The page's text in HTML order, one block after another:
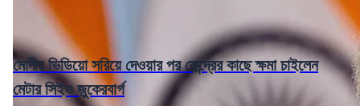
মোদীর ভিডিয়ো সরিয়ে দেওয়ার পর কেন্দ্রের কাছে ক্ষমা চাইলেন
মেটার সিইও জ়ুকেরবার্গ